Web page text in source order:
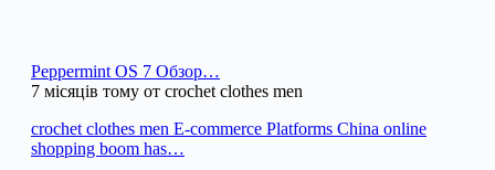
Peppermint OS 7 Обзор…
7 місяців тому от crochet clothes men
crochet clothes men E-commerce Platforms China online
shopping boom has…